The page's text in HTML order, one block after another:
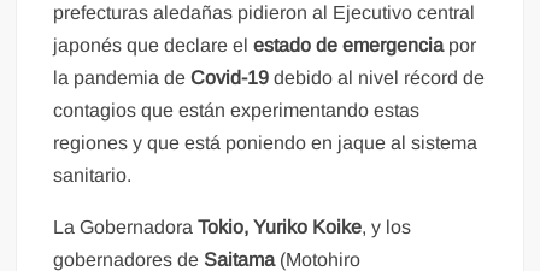
prefecturas aledañas pidieron al Ejecutivo central
japonés que declare elestado de emergenciapor
la pandemia deCovid-19 debido al nivel récord de
contagios que están experimentando estas
regiones y que está poniendo en jaque al sistema
sanitario.
La GobernadoraTokio, Yuriko Koike, y los
gobernadores de Saitama(Motohiro